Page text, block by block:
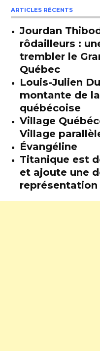
ARTICLES RÉCENTS
Jourdan
rôdailleurs :
trembler le
Québec
Louis-Julien
montante de
québécoise
Village
Village
Évangéline
Titanique est
et ajoute une
représentation